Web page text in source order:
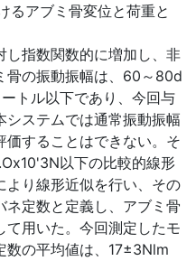
アブミ骨変位と荷重と
し指数関数的に増加し、非
骨の振動振幅は、60～80d
トル以下であり、今回与
システムでは通常振動振幅
することはできない。そ
以下の比較的線形
より線形近似を行い、その
定数と定義し、アブミ骨
用いた。今回測定したモ
数の平均値は、17±3Nlm